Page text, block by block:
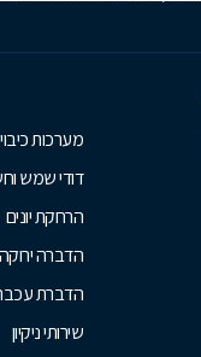
מערכות
דודי שמש
הרחקת יונים
הדברה ירוקה
הדברת
שירותי ניקיון